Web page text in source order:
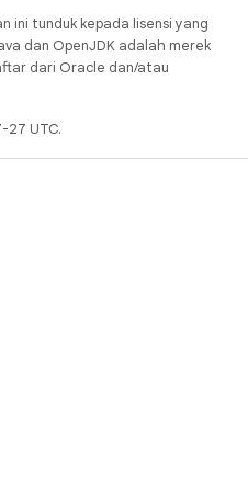
ini tunduk kepada lisensi yang
dan OpenJDK adalah merek
dari Oracle dan/atau
27 UTC.